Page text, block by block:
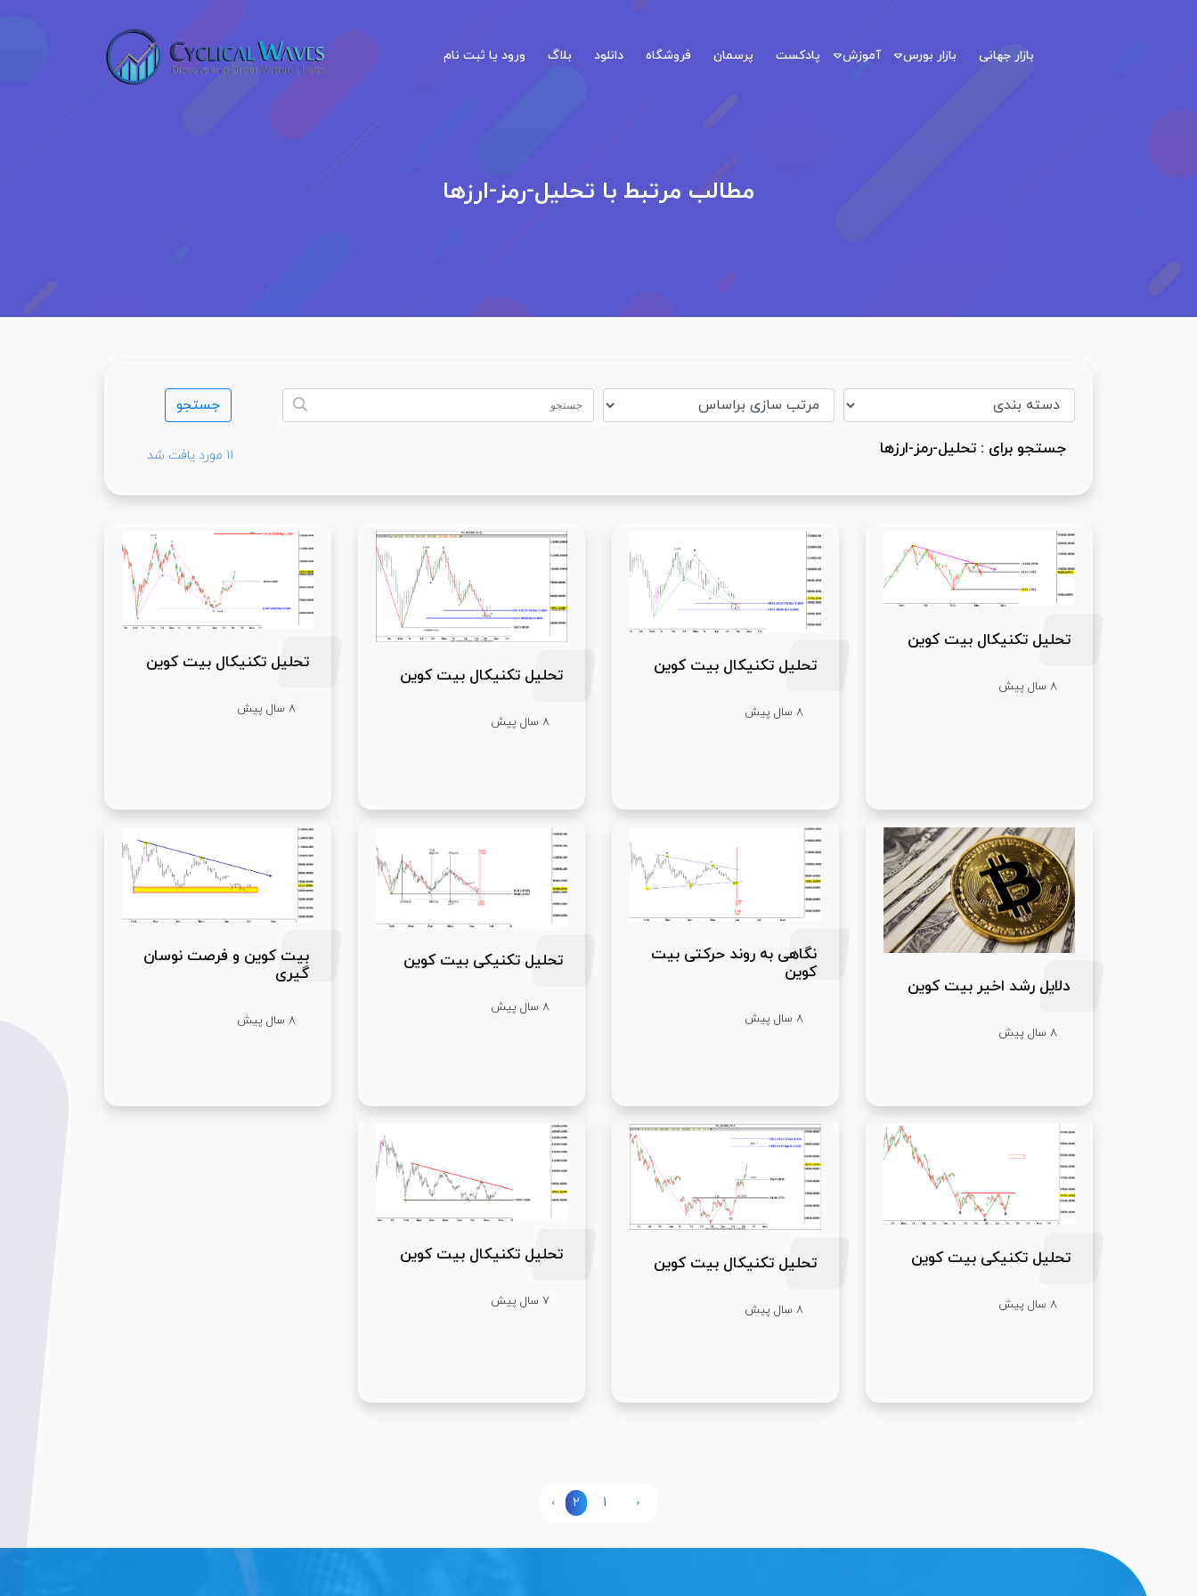
بازار جهانی بازار بورس آموزش پادکست پرسمان فروشگاه دانلود بلاگ ورود یا ثبت نام
مطالب مرتبط با تحلیل-رمز-ارزها
جستجو برای : تحلیل-رمز-ارزها 11 مورد یافت شد
تحلیل تکنیکال بیت کوین
8 سال پیش
تحلیل تکنیکال بیت کوین
8 سال پیش
تحلیل تکنیکال بیت کوین
8 سال پیش
تحلیل تکنیکال بیت کوین
8 سال پیش
دلایل رشد اخیر بیت کوین
8 سال پیش
نگاهی به روند حرکتی بیت
کوین
8 سال پیش
تحلیل تکنیکی بیت کوین
8 سال پیش
بیت کوین و فرصت نوسان
گیری
8 سال پیش
تحلیل تکنیکی بیت کوین
8 سال پیش
تحلیل تکنیکال بیت کوین
8 سال پیش
تحلیل تکنیکال بیت کوین
7 سال پیش
‹
1
2
›